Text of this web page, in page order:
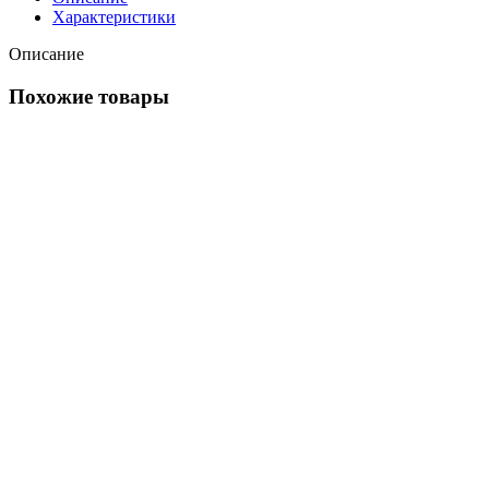
Характеристики
Описание
Похожие товары